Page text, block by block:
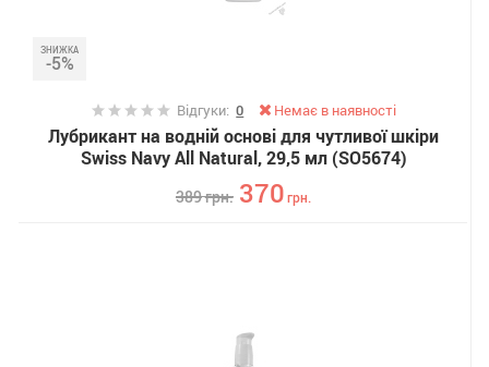
ЗНИЖКА
-5%
Відгуки:0 Немає в наявності
Лубрикант на водній основі для чутливої ​​шкіри
Swiss Navy All Natural, 29,5 мл (SO5674)
389грн. 370грн.